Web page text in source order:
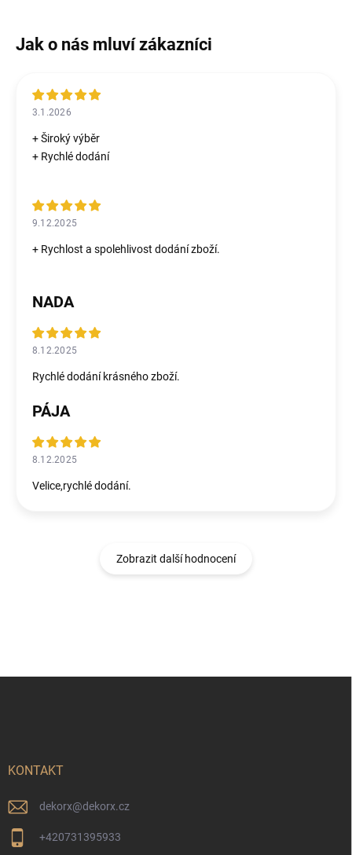
3.1.2026
+ Široký výběr
+ Rychlé dodání
9.12.2025
+ Rychlost a spolehlivost dodání zboží.
NADA
8.12.2025
Rychlé dodání krásného zboží.
PÁJA
8.12.2025
Velice,rychlé dodání.
Zobrazit další hodnocení
KONTAKT
dekorx@dekorx.cz
+420731395933